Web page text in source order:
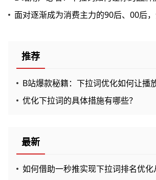
推荐
优化下拉词的具体措施有哪些？
最新